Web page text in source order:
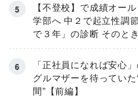
【不登校】で成績オー
学部へ 中２で起立性調
で３年」の診断 そのと
「正社員になれば安心
グルマザーを待ってい
間”【前編】